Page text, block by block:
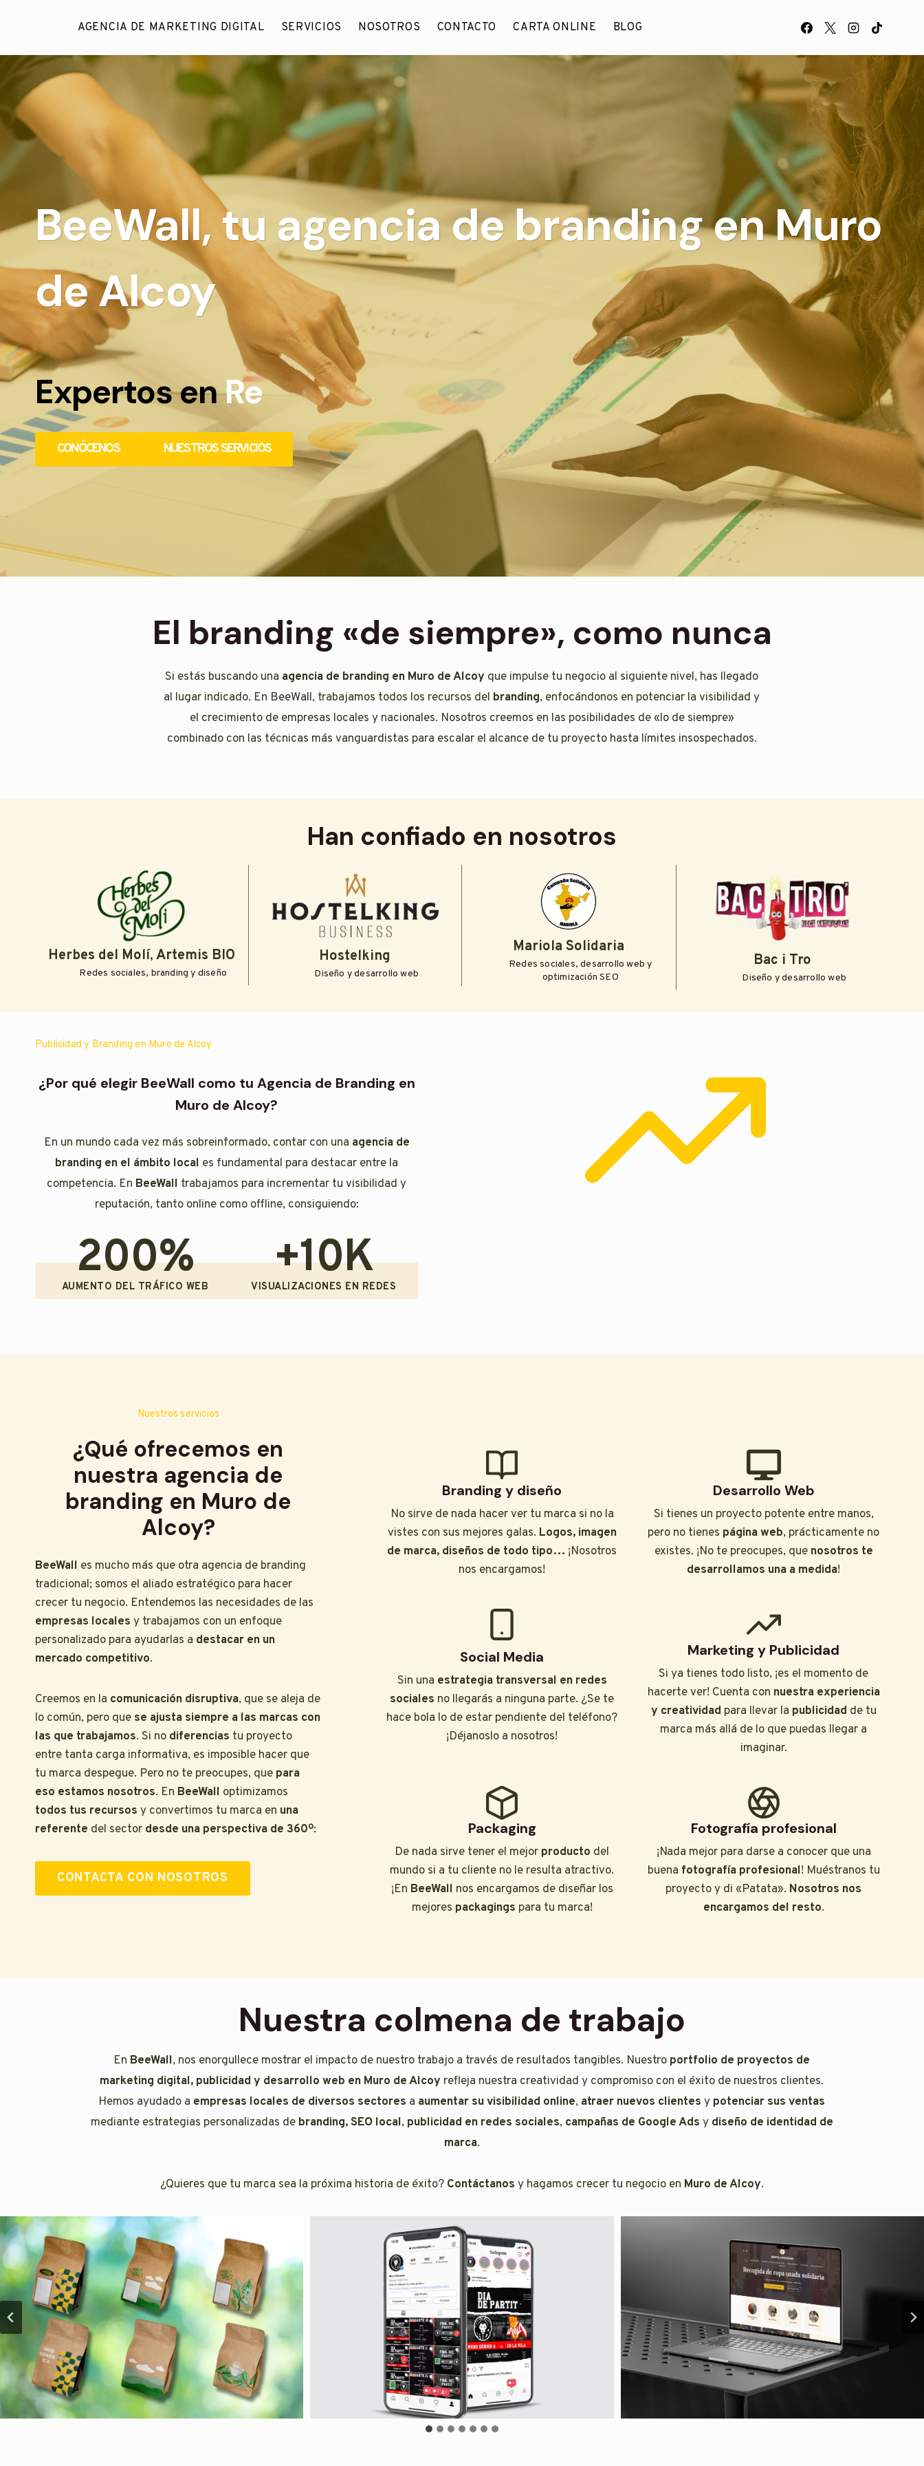
AGENCIA DE MARKETING DIGITAL SERVICIOS NOSOTROS CONTACTO CARTA ONLINE BLOG
BeeWall, tu agencia de branding en Muro
de Alcoy
Expertos enRedes Social|
CONÓCENOS NUESTROS SERVICIOS
El branding «de siempre», como nunca
Si estás buscando una agencia de branding en Muro de Alcoy que impulse tu negocio al siguiente nivel, has llegado
al lugar indicado. En BeeWall, trabajamos todos los recursos del branding, enfocándonos en potenciar la visibilidad y
el crecimiento de empresas locales y nacionales. Nosotros creemos en las posibilidades de «lo de siempre»
combinado con las técnicas más vanguardistas para escalar el alcance de tu proyecto hasta límites insospechados.
Han confiado en nosotros
Herbes del Molí,Artemis BIO
Redes sociales, branding y diseño
Hostelking
Diseño y desarrollo web
Mariola Solidaria
Redes sociales, desarrollo web y
optimización SEO
Bac i Tro
Diseño y desarrollo web
Publicidad y Branding en Muro de Alcoy
¿Por qué elegir BeeWall como tu Agencia de Branding en
Muro de Alcoy?
En un mundo cada vez más sobreinformado, contar con una agencia de
branding en el ámbito local es fundamental para destacar entre la
competencia. En BeeWall trabajamos para incrementar tu visibilidad y
reputación, tanto online como offline, consiguiendo:
200%
AUMENTO DEL TRÁFICO WEB +10K
VISUALIZACIONES EN REDES
Nuestros servicios
¿Qué ofrecemos en
nuestra agencia de
branding en Muro de
Alcoy?
BeeWall es mucho más que otra agencia de branding
tradicional; somos el aliado estratégico para hacer
crecer tu negocio. Entendemos las necesidades de las
empresas locales y trabajamos con un enfoque
personalizado para ayudarlas a destacar en un
mercado competitivo.
Creemos en la comunicación disruptiva, que se aleja de
lo común, pero que se ajusta siempre a las marcas con
las que trabajamos. Si no diferencias tu proyecto
entre tanta carga informativa, es imposible hacer que
tu marca despegue. Pero no te preocupes, que para
eso estamos nosotros. En BeeWall optimizamos
todos tus recursos y convertimos tu marca en una
referente del sector desde una perspectiva de 360º:
CONTACTA CON NOSOTROS
Branding y diseño
No sirve de nada hacer ver tu marca si no la
vistes con sus mejores galas. Logos, imagen
de marca, diseños de todo tipo… ¡Nosotros
nos encargamos!
Desarrollo Web
Si tienes un proyecto potente entre manos,
pero no tienes página web, prácticamente no
existes. ¡No te preocupes, que nosotros te
desarrollamos una a medida!
Social Media
Sin una estrategia transversal en redes
sociales no llegarás a ninguna parte. ¿Se te
hace bola lo de estar pendiente del teléfono?
¡Déjanoslo a nosotros!
Marketing y Publicidad
Si ya tienes todo listo, ¡es el momento de
hacerte ver! Cuenta con nuestra experiencia
y creatividad para llevar la publicidad de tu
marca más allá de lo que puedas llegar a
imaginar.
Packaging
De nada sirve tener el mejor producto del
mundo si a tu cliente no le resulta atractivo.
¡En BeeWall nos encargamos de diseñar los
mejores packagings para tu marca!
Fotografía profesional
¡Nada mejor para darse a conocer que una
buena fotografía profesional! Muéstranos tu
proyecto y di «Patata». Nosotros nos
encargamos del resto.
Nuestra colmena de trabajo
En BeeWall, nos enorgullece mostrar el impacto de nuestro trabajo a través de resultados tangibles. Nuestro portfolio de proyectos de
marketing digital, publicidad y desarrollo web en Muro de Alcoy refleja nuestra creatividad y compromiso con el éxito de nuestros clientes.
Hemos ayudado a empresas locales de diversos sectores a aumentar su visibilidad online, atraer nuevos clientes y potenciar sus ventas
mediante estrategias personalizadas de branding, SEO local, publicidad en redes sociales, campañas de Google Ads y diseño de identidad de
marca.
¿Quieres que tu marca sea la próxima historia de éxito? Contáctanos y hagamos crecer tu negocio en Muro de Alcoy.